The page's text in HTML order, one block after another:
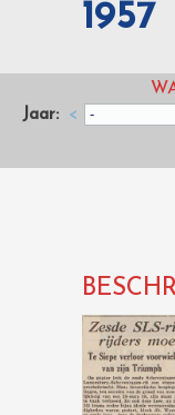
1957
Jaar: <